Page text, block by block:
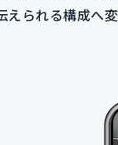
られる構成へ